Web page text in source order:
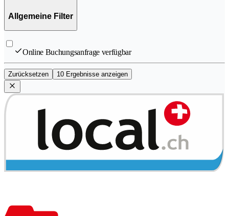
Allgemeine Filter
Online Buchungsanfrage verfügbar
Zurücksetzen 10 Ergebnisse anzeigen